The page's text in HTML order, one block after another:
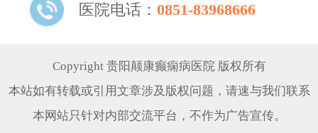
医院电话： 0851-83968666
Copyright 贵阳颠康癫痫病医院 版权所有
本站如有转载或引用文章涉及版权问题，请速与我们联系
本网站只针对内部交流平台，不作为广告宣传。